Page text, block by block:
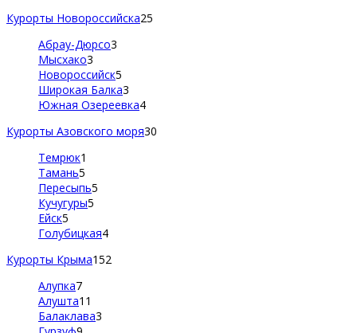
Курорты Новороссийска25
Абрау-Дюрсо3
Мысхако3
Новороссийск5
Широкая Балка3
Южная Озереевка4
Курорты Азовского моря30
Темрюк1
Тамань5
Пересыпь5
Кучугуры5
Ейск5
Голубицкая4
Курорты Крыма152
Алупка7
Алушта11
Балаклава3